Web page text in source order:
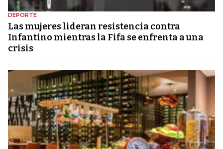
DEPORTE
Las mujeres lideran resistencia contra
Infantino mientras la Fifa se enfrenta a una
crisis